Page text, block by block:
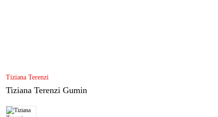
Tiziana Terenzi
Tiziana Terenzi Gumin